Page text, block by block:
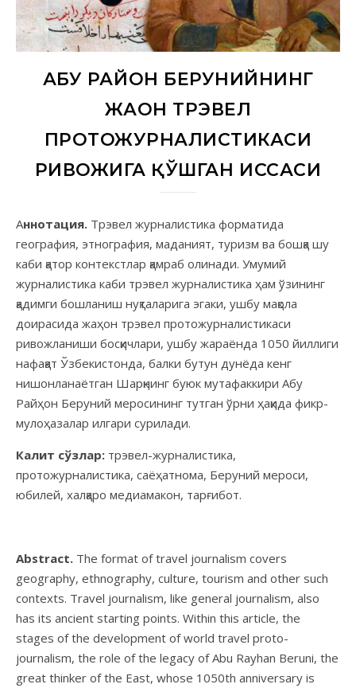
АБУ РАЙҲОН БЕРУНИЙНИНГ
ЖАҲОН ТРЭВЕЛ
ПРОТОЖУРНАЛИСТИКАСИ
РИВОЖИГА ҚЎШГАН ҲИССАСИ
Аннотация. Трэвел журналистика форматида
география, этнография, маданият, туризм ва бошқа шу
каби қатор контекстлар қамраб олинади. Умумий
журналистика каби трэвел журналистика ҳам ўзининг
қадимги бошланиш нуқталарига эгаки, ушбу мақола
доирасида жаҳон трэвел протожурналистикаси
ривожланиши босқичлари, ушбу жараёнда 1050 йиллиги
нафақат Ўзбекистонда, балки бутун дунёда кенг
нишонланаётган Шарқнинг буюк мутафаккири Абу
Райҳон Беруний меросининг тутган ўрни ҳақида фикр-
мулоҳазалар илгари сурилади.
Калит сўзлар: трэвел-журналистика,
протожурналистика, саёҳатнома, Беруний мероси,
юбилей, халқаро медиамакон, тарғибот.
Abstract. The format of travel journalism covers
geography, ethnography, culture, tourism and other such
contexts. Travel journalism, like general journalism, also
has its ancient starting points. Within this article, the
stages of the development of world travel proto-
journalism, the role of the legacy of Abu Rayhan Beruni, the
great thinker of the East, whose 1050th anniversary is